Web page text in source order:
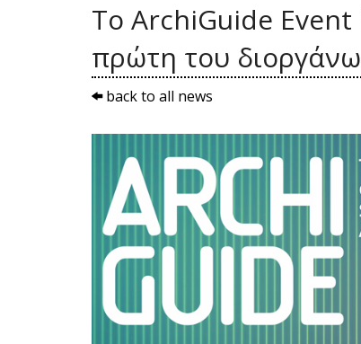
Το ArchiGuide Event
πρώτη του
back to all news